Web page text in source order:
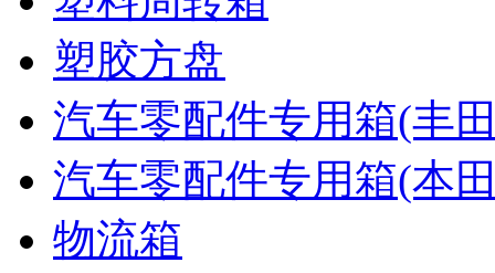
塑胶方盘
汽车零配件专用箱(丰
汽车零配件专用箱(本
物流箱